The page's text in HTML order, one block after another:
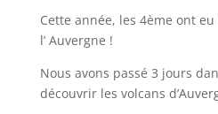
Cette année, les 4ème ont
l’ Auvergne !
Nous avons passé 3 jours
découvrir les volcans